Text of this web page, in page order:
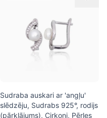
Sudraba auskari ar 'angļu'
slēdzēju, Sudrabs 925°, rodijs
(pārklājums), Cirkoni, Pērles